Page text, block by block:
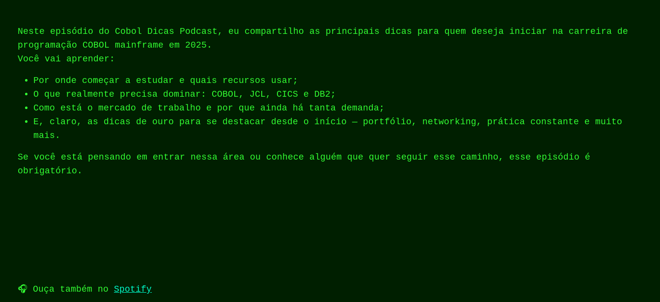
Neste episódio do Cobol Dicas Podcast, eu compartilho as principais dicas para quem deseja iniciar na carreira de
programação COBOL mainframe em 2025.
Você vai aprender:
Por onde começar a estudar e quais recursos usar;
O que realmente precisa dominar: COBOL, JCL, CICS e DB2;
Como está o mercado de trabalho e por que ainda há tanta demanda;
E, claro, as dicas de ouro para se destacar desde o início — portfólio, networking, prática constante e muito
mais.
Se você está pensando em entrar nessa área ou conhece alguém que quer seguir esse caminho, esse episódio é
obrigatório.
🎧 Ouça também no Spotify